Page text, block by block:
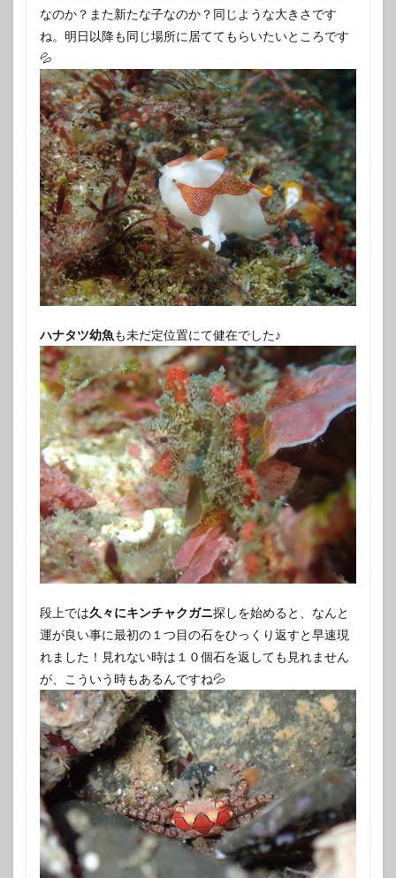
なのか？また新たな子なのか？同じような大きさです
ね。明日以降も同じ場所に居ててもらいたいところです
💦
ハナタツ幼魚も未だ定位置にて健在でした♪
段上では久々にキンチャクガニ探しを始めると、なんと
運が良い事に最初の１つ目の石をひっくり返すと早速現
れました！見れない時は１０個石を返しても見れません
が、こういう時もあるんですね💦